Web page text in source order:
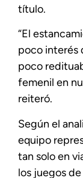
título.
“El
poco interés
poco
femenil en
reiteró.
Según el
equipo
tan solo en
los juegos